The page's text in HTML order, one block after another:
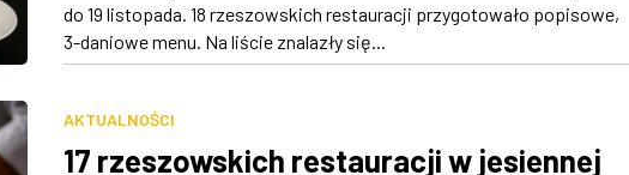
do 19 listopada. 18 rzeszowskich restauracji przygotowało popisowe,
3-daniowe menu. Na liście znalazły się...
AKTUALNOŚCI
17 rzeszowskich restauracji w jesiennej